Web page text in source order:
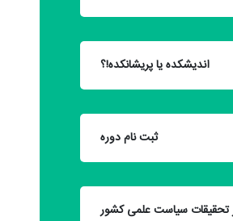
اندیشکده یا پریشانکده!؟
ثبت نام دوره
تحقیقات سیاست علمی کشور